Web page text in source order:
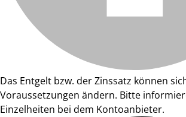
Das Entgelt bzw. der Zinssatz können
Voraussetzungen ändern. Bitte
Einzelheiten bei dem Kontoanbieter.